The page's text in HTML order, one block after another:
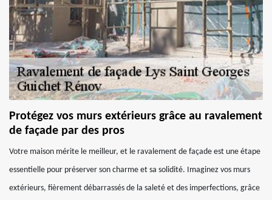
Protégez vos murs extérieurs grâce au ravalement
de façade par des pros
Votre maison mérite le meilleur, et le ravalement de façade est une étape
essentielle pour préserver son charme et sa solidité. Imaginez vos murs
extérieurs, fièrement débarrassés de la saleté et des imperfections, grâce